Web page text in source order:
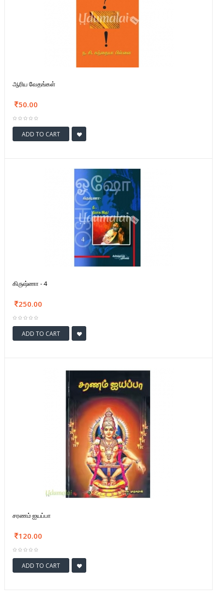
ஆரிய வேதங்கள்
50.00
ADD TO CART
கிருஷ்ணா - 4
250.00
ADD TO CART
சரணம் ஐயப்பா
120.00
ADD TO CART